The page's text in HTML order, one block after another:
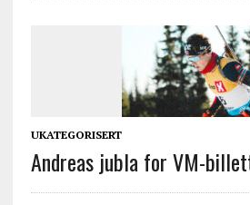
UKATEGORISERT
Andreas jubla for VM-